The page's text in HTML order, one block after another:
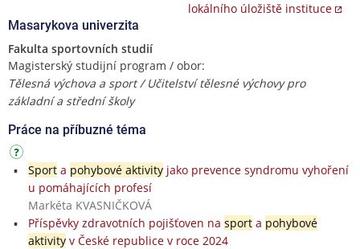
lokálního úložiště instituce
Masarykova univerzita
Fakulta sportovních studií
Magisterský studijní program / obor:
Tělesná výchova a sport / Učitelství tělesné výchovy pro
základní a střední školy
Práce na příbuzné téma
Sporta pohybové aktivityjako prevence syndromu vyhoření
u pomáhajících profesí
Markéta KVASNIČKOVÁ
Příspěvky zdravotních pojišťoven na sporta pohybové
aktivityv České republice v roce 2024